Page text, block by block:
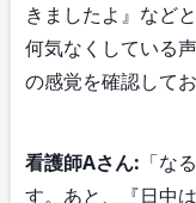
きましたよ』など
何気なくしている
の感覚を確認して
看護師Aさん: 「な
す。あと、『日中